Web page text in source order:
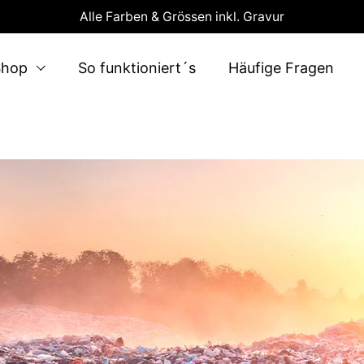
Alle Farben & Grössen inkl. Gravur
So funktioniert´s Häufige Fragen